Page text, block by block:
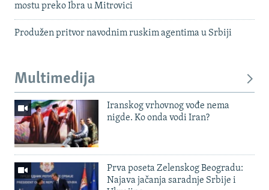
mostu preko Ibra u Mitrovici
Produžen pritvor navodnim ruskim agentima u Srbiji
Multimedija
Iranskog vrhovnog vođe nema
nigde. Ko onda vodi Iran?
Prva poseta Zelenskog Beogradu:
Najava jačanja saradnje Srbije i